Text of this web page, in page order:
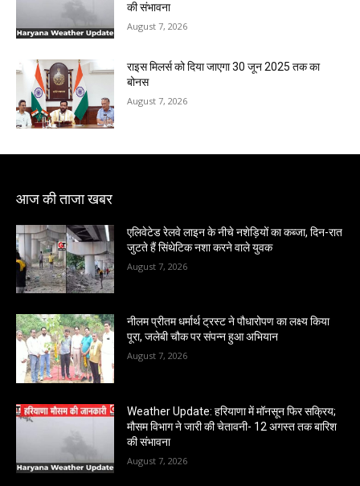
की संभावना
August 7, 2026
राइस मिलर्स को दिया जाएगा 30 जून 2025 तक का
बोनस
August 7, 2026
आज की ताजा खबर
एलिवेटेड रेलवे लाइन के नीचे नशेड़ियों का कब्जा, दिन-रात
जुटते हैं सिंथेटिक नशा करने वाले युवक
August 7, 2026
नीलम प्रीतम धर्मार्थ ट्रस्ट ने पौधारोपण का लक्ष्य किया
पूरा, जलेबी चौक पर संपन्न हुआ अभियान
August 7, 2026
Weather Update: हरियाणा में मॉनसून फिर सक्रिय;
मौसम विभाग ने जारी की चेतावनी- 12 अगस्त तक बारिश
की संभावना
August 7, 2026